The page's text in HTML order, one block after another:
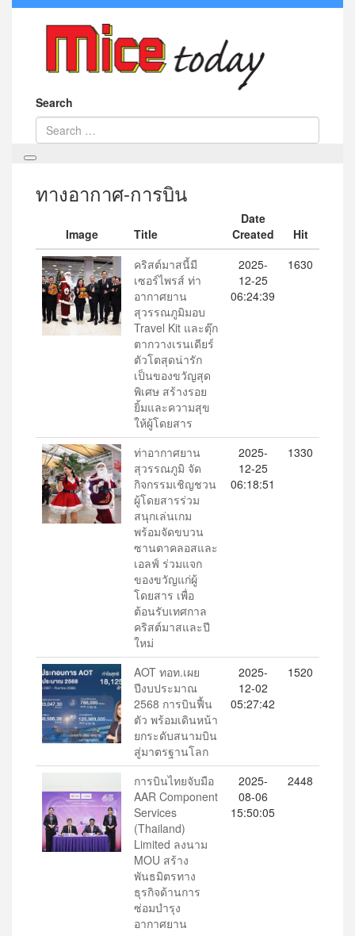
Search
ทางอากาศ-การบิน
Image Title
Date
Created
Hit
คริสต์มาสนี้มี
เซอร์ไพรส์ ท่า
อากาศยาน
สุวรรณภูมิมอบ
Travel Kit และตุ๊ก
ตากวางเรนเดียร์
ตัวโตสุดน่ารัก
เป็นของขวัญสุด
พิเศษ สร้างรอย
ยิ้มและความสุข
ให้ผู้โดยสาร
2025-
12-25
06:24:39
1630
ท่าอากาศยาน
สุวรรณภูมิ จัด
กิจกรรมเชิญชวน
ผู้โดยสารร่วม
สนุกเล่นเกม
พร้อมจัดขบวน
ซานตาคลอสและ
เอลฟ์ ร่วมแจก
ของขวัญแก่ผู้
โดยสาร เพื่อ
ต้อนรับเทศกาล
คริสต์มาสและปี
ใหม่
2025-
12-25
06:18:51
1330
AOT ทอท.เผย
ปีงบประมาณ
2568 การบินฟื้น
ตัว พร้อมเดินหน้า
ยกระดับสนามบิน
สู่มาตรฐานโลก
2025-
12-02
05:27:42
1520
การบินไทยจับมือ
AAR Component
Services
(Thailand)
Limited ลงนาม
MOU สร้าง
พันธมิตรทาง
ธุรกิจด้านการ
ซ่อมบำรุง
อากาศยาน
2025-
08-06
15:50:05
2448